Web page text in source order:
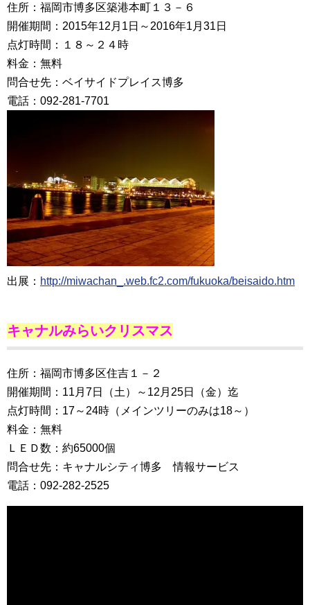
住所：福岡市博多区築港本町１３－６
開催期間：2015年12月1日～2016年1月31日
点灯時間：１８～２４時
料金：無料
問合せ先：ベイサイドプレイス博多
電話：092-281-7701
出展： http://miwachan_.web.fc2.com/fukuoka/beisaido.htm
キャナルみらいクリスマス
住所：福岡市博多区住吉１－２
開催期間：11月7日（土）～12月25日（金）迄
点灯時間：17～24時（メインツリーのみは18～）
料金：無料
ＬＥＤ数：約65000個
問合せ先：キャナルシティ博多 情報サービス
電話：092-282-2525